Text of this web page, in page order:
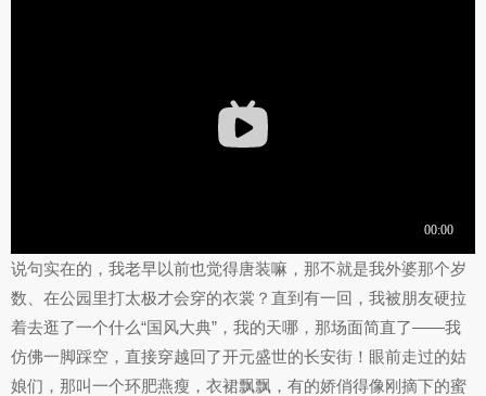
说句实在的，我老早以前也觉得唐装嘛，那不就是我外婆那个岁
数、在公园里打太极才会穿的衣裳？直到有一回，我被朋友硬拉
着去逛了一个什么“国风大典”，我的天哪，那场面简直了——我
仿佛一脚踩空，直接穿越回了开元盛世的长安街！眼前走过的姑
娘们，那叫一个环肥燕瘦，衣裙飘飘，有的娇俏得像刚摘下的蜜